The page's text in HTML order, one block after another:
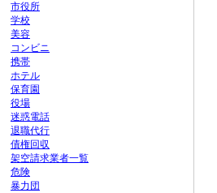
市役所
学校
美容
コンビニ
携帯
ホテル
保育園
役場
迷惑電話
退職代行
債権回収
架空請求業者一覧
危険
暴力団